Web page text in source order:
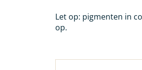
Let op: pigmenten in
op.